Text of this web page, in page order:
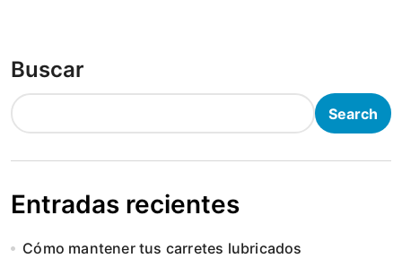
Buscar
Search
Entradas recientes
Cómo mantener tus carretes lubricados